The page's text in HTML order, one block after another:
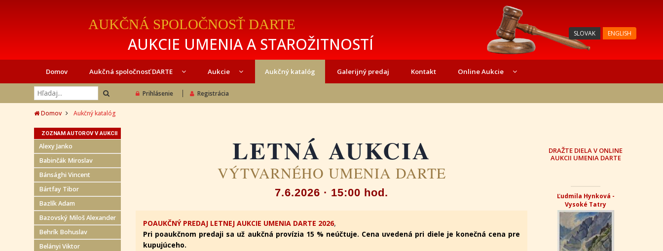
AUKČNÁ SPOLOČNOSŤ DARTE
AUKCIE UMENIA A STAROŽITNOSTÍ
SLOVAK ENGLISH
Domov Aukčná spoločnosť DARTE Aukcie Aukčný katalóg Galerijný predaj Kontakt Online Aukcie
Prihlásenie Registrácia
Domov Aukčný katalóg
ZOZNAM AUTOROV V AUKCII
Alexy Janko
Babinčák Miroslav
Bánsághi Vincent
Bártfay Tibor
Bazlík Adam
Bazovský Miloš Alexander
Behrík Bohuslav
Belányi Viktor
LETNÁ AUKCIA
VÝTVARNÉHO UMENIA DARTE
7.6.2026 · 15:00 hod.
POAUKČNÝ PREDAJ LETNEJ AUKCIE UMENIA DARTE 2026,
Pri poaukčnom predaji sa už aukčná provízia 15 % neúčtuje. Cena uvedená pri diele je konečná cena pre
kupujúceho.
DRAŽTE DIELA V ONLINE
AUKCII UMENIA DARTE
Ľudmila Hynková -
Vysoké Tatry